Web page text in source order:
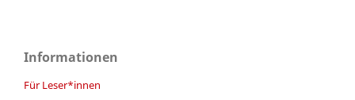
Informationen
Für Leser*innen